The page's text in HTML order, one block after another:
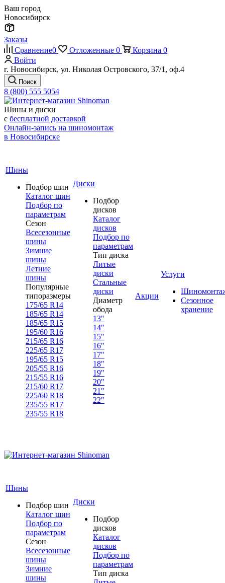
Ваш город
Новосибирск
Заказы
Сравнение0 Отложенные 0 Корзина 0
Войти
г. Новосибирск, ул. Николая Островского, 37/1, оф.4
Поиск
8 (800) 555 5054
Шины и диски
с бесплатной доставкой
Онлайн-запись на шиномонтаж
в Новосибирске
Шины
Подбор шин
Каталог шин
Подбор по
параметрам
Сезон
Всесезонные
шины
Зимние
шины
Летние
шины
Популярные
типоразмеры
175/65 R14
185/65 R14
185/65 R15
195/60 R16
215/65 R16
225/65 R17
195/65 R15
205/55 R16
215/55 R16
215/60 R17
225/60 R18
235/55 R17
235/55 R18
Диски
Подбор
дисков
Каталог
дисков
Подбор по
параметрам
Тип диска
Литые
диски
Стальные
диски
Диаметр
обода
13"
14"
15"
16"
17"
18"
19"
20"
21"
22"
Акции
Услуги
Сезонное
хранение
Шины
Подбор шин
Каталог шин
Подбор по
параметрам
Сезон
Всесезонные
шины
Зимние
шины
Диски
Подбор
дисков
Каталог
дисков
Подбор по
параметрам
Тип диска